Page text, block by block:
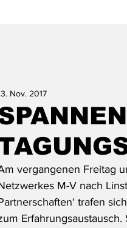
Nov. 2017
vergangenen Freitag
M-V nach
trafen